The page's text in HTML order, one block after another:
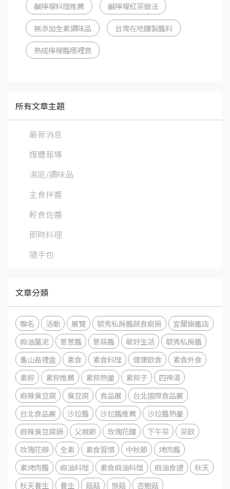
鹹檸檬料理推薦 鹹檸檬紅茶做法
無添加全素調味品 台灣在地釀製醬料
熟成檸檬醬哪裡買
所有文章主題
最新消息
媒體報導
湯底/調味品
主食拌醬
輕食佐醬
即時料理
隨手包
文章分類
聯名 活動 展覽 毓秀私房醬蔬食廚房
宜蘭旗艦店
麻油薑泥
蔥葱醬 蔥蒜醬 敬好生活
毓秀私房醬
龜山島禮盒
素食 素食料理 健康飲食
素食外食
素粽
素粽推薦 素粽熱量 素粽子
四神湯
麻辣臭豆腐
臭豆腐 食品展
台北國際食品展
台北食品展
沙拉醬 沙拉醬推薦
沙拉醬熱量
麻辣臭豆腐鍋
父親節 玫瑰花釀 下午茶
茶飲
玫瑰花瓣
全素 素食習慣 中秋節
烤肉醬
素烤肉醬
麻油料理 素食麻油料理 麻油食譜
秋天
秋天養生
養生 菇菇 猴菇 杏鮑菇